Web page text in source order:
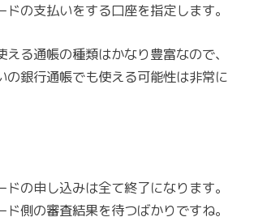
の支払いをする口座を指定します。
える通帳の種類はかなり豊富なので、
の銀行通帳でも使える可能性は非常に
ドの申し込みは全て終了になります。
ド側の審査結果を待つばかりですね。